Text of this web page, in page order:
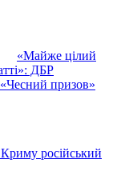
«Майже цілий
ДБР
призов»
російський